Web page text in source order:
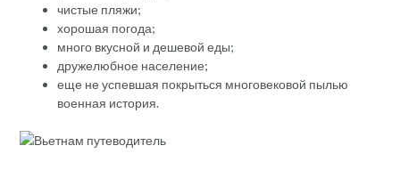
чистые пляжи;
хорошая погода;
много вкусной и дешевой еды;
дружелюбное население;
еще не успевшая покрыться многовековой пылью
военная история.